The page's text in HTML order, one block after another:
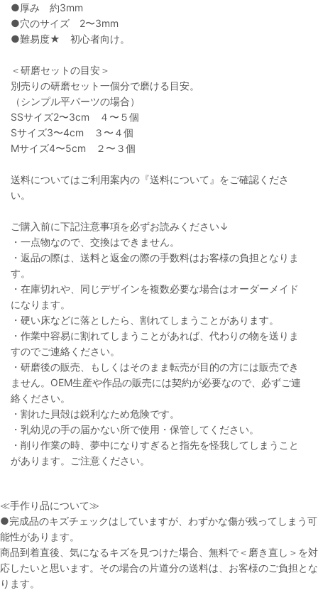
●厚み 約3mm
●穴のサイズ 2〜3mm
●難易度★ 初心者向け。
＜研磨セットの目安＞
別売りの研磨セット一個分で磨ける目安。
（シンプル平パーツの場合）
SSサイズ2〜3cm ４〜５個
Sサイズ3〜4cm ３〜４個
Мサイズ4〜5cm ２〜３個
送料についてはご利用案内の『送料について』をご確認くださ
い。
ご購入前に下記注意事項を必ずお読みください↓
・一点物なので、交換はできません。
・返品の際は、送料と返金の際の手数料はお客様の負担となりま
す。
・在庫切れや、同じデザインを複数必要な場合はオーダーメイド
になります。
・硬い床などに落としたら、割れてしまうことがあります。
・作業中容易に割れてしまうことがあれば、代わりの物を送りま
すのでご連絡ください。
・研磨後の販売、もしくはそのまま転売が目的の方には販売でき
ません。OEM生産や作品の販売には契約が必要なので、必ずご連
絡ください。
・割れた貝殻は鋭利なため危険です。
・乳幼児の手の届かない所で使用・保管してください。
・削り作業の時、夢中になりすぎると指先を怪我してしまうこと
があります。ご注意ください。
≪手作り品について≫
●完成品のキズチェックはしていますが、わずかな傷が残ってしまう可
能性があります。
商品到着直後、気になるキズを見つけた場合、無料で＜磨き直し＞を対
応したいと思います。その場合の片道分の送料は、お客様のご負担とな
ります。